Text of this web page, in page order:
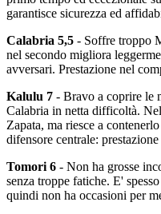
garantisce sicurezza ed
Calabria 5,5 - Soffre troppo
nel secondo migliora
avversari. Prestazione nel
Kalulu 7 - Bravo a coprire le
Calabria in netta difficoltà.
Zapata, ma riesce a
difensore centrale: prestazione
Tomori 6 - Non ha grosse
senza troppe fatiche. E'
quindi non ha occasioni per